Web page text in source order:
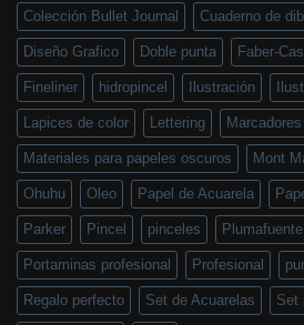
Colección Bullet Journal Cuaderno de
Diseño Grafico Doble punta Faber-
Fineliner hidropincel Ilustración
Lapices de color Lettering Marcadores
Materiales para papeles oscuros Mont
Ohuhu Oleo Papel de Acuarela
Parker Pincel pinceles Plumafuente
Portaminas profesional Profesional
Regalo perfecto Set de Acuarelas Set